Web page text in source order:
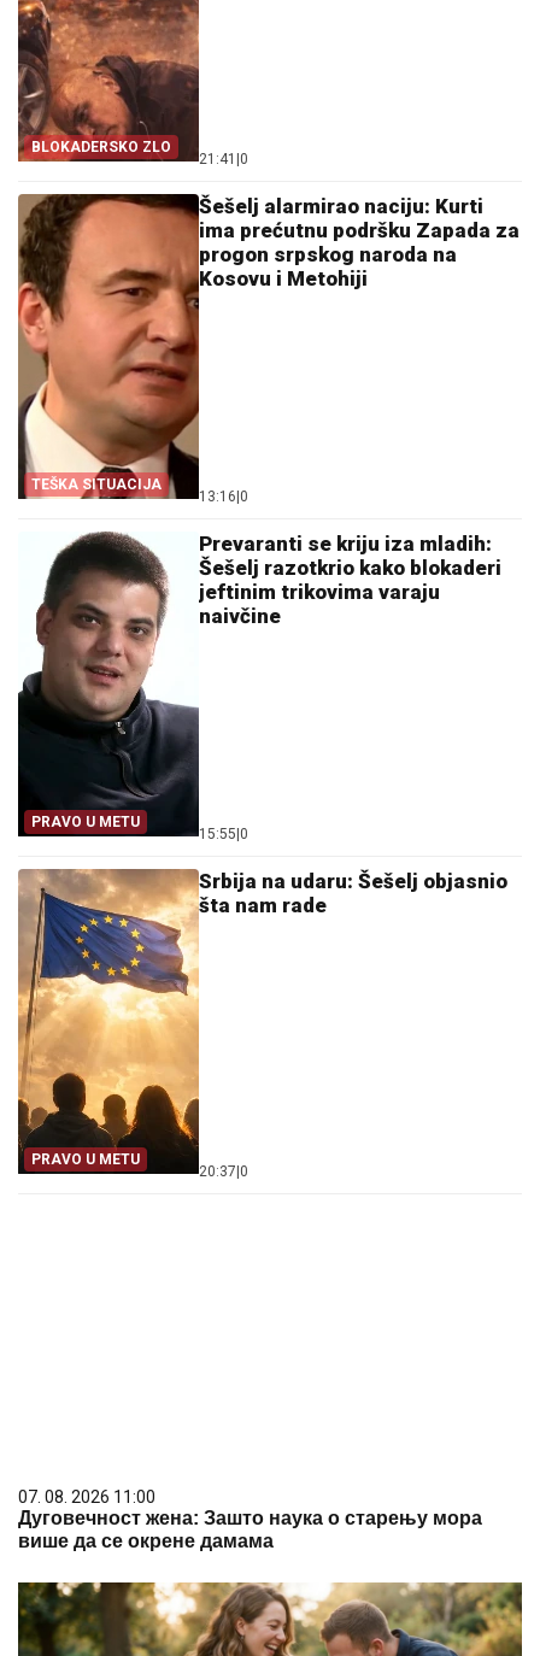
BLOKADERSKO ZLO
21:41 0
TEŠKA SITUACIJA
Šešelj alarmirao naciju: Kurti
ima prećutnu podršku Zapada za
progon srpskog naroda na
Kosovu i Metohiji
13:16 0
PRAVO U METU
Prevaranti se kriju iza mladih:
Šešelj razotkrio kako blokaderi
jeftinim trikovima varaju
naivčine
15:55 0
PRAVO U METU
Srbija na udaru: Šešelj objasnio
šta nam rade
20:37 0
07. 08. 2026 11:00
Дуговечност жена: Зашто наука о старењу мора
више да се окрене дамама